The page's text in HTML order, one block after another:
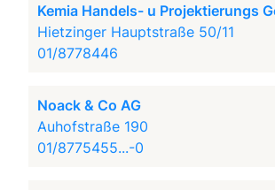
Kemia Handels- u Projektierungs
Hietzinger Hauptstraße 50/11
01/8778446
Noack & Co AG
Auhofstraße 190
01/8775455...-0